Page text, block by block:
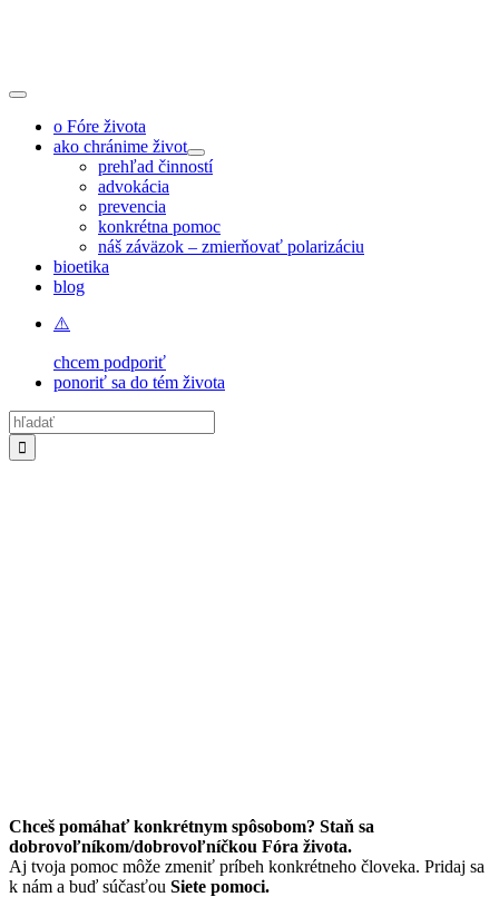
Toggle
Navigationo Fóre života
ako chránime život
prehľad činností
advokácia
prevencia
konkrétna pomoc
náš záväzok – zmierňovať polarizáciu
bioetika
blog
chcem podporiť
ponoriť sa do tém života
Hľadať:
Chceš pomáhať konkrétnym spôsobom? Staň sa
dobrovoľníkom/dobrovoľníčkou Fóra života.
Aj tvoja pomoc môže zmeniť príbeh konkrétneho človeka. Pridaj sa
k nám a buď súčasťou Siete pomoci.